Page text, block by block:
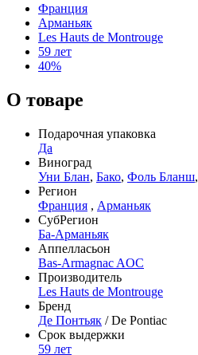
Франция
Арманьяк
Les Hauts de Montrouge
59 лет
40%
О товаре
Подарочная упаковка
Да
Виноград
Уни Блан, Бако, Фоль Бланш,
Регион
Франция , Арманьяк
СубРегион
Ба-Арманьяк
Аппелласьон
Bas-Armagnac AOC
Производитель
Les Hauts de Montrouge
Бренд
Де Понтьяк / De Pontiac
Срок выдержки
59 лет